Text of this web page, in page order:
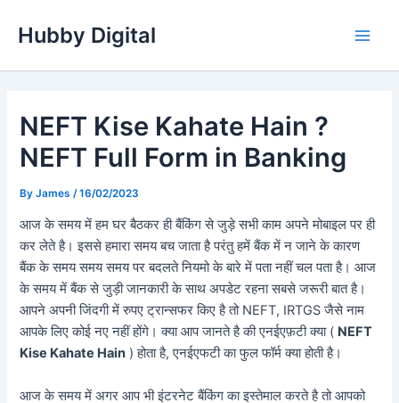
Hubby Digital
NEFT Kise Kahate Hain ?
NEFT Full Form in Banking
ByJames /16/02/2023
आज के समय में हम घर बैठकर ही बैंकिंग से जुड़े सभी काम अपने मोबाइल पर ही
कर लेते है। इससे हमारा समय बच जाता है परंतु हमें बैंक में न जाने के कारण
बैंक के समय समय समय पर बदलते नियमो के बारे में पता नहीं चल पता है। आज
के समय में बैंक से जुड़ी जानकारी के साथ अपडेट रहना सबसे जरूरी बात है।
आपने अपनी जिंदगी में रुपए ट्रान्सफर किए है तो NEFT, IRTGS जैसे नाम
आपके लिए कोई नए नहीं होंगे। क्या आप जानते है की एनईएफ़टी क्या ( NEFT
Kise Kahate Hain ) होता है, एनईएफटी का फुल फॉर्म क्या होती है।
आज के समय में अगर आप भी इंटरनेट बैंकिंग का इस्तेमाल करते है तो आपको